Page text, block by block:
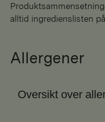
alltid ingredienslisten
Allergener
Oversikt over